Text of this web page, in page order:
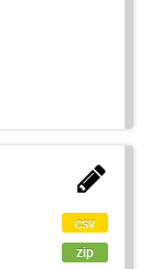
csv
zip